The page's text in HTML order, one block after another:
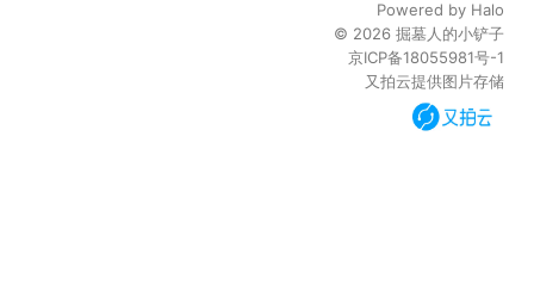
Powered by Halo
© 2026 掘墓人的小铲子
京ICP备18055981号-1
又拍云提供图片存储